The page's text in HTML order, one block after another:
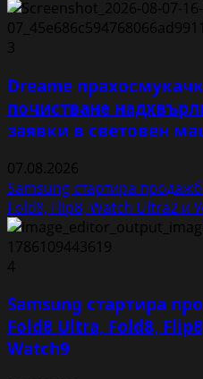
3
Dreame
почистване
заявки в световен
07.08.2026
Samsung стартира
Fold8, Flip8, Watch Ultra2 и
4
Samsung стартира
Fold8 Ultra, Fold8,
Watch9